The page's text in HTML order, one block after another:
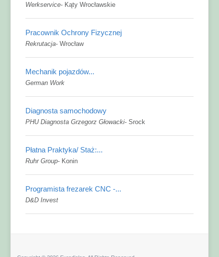
Werkservice- Kąty Wrocławskie
Pracownik Ochrony Fizycznej
Rekrutacja-Wrocław
Mechanik pojazdów...
German Work
Diagnosta samochodowy
PHU Diagnosta Grzegorz Głowacki-Srock
Płatna Praktyka/ Staż:...
Ruhr Group- Konin
Programista frezarek CNC -...
D&D Invest